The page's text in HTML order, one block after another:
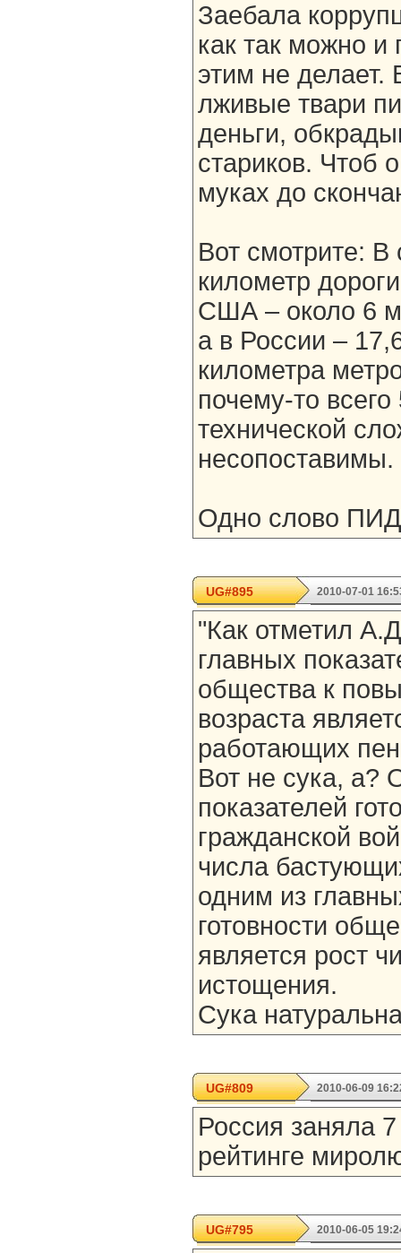
Заебала
как так можно и
этим не делает.
лживые твари
деньги,
стариков. Чтоб
муках до
Вот смотрите: В
километр
США – около 6
а в России –
километра
почему-то
технической
несопоставимы.
Одно слово
UG#895 2010-07-01
"Как отметил
главных
общества к
возраста
работающих
Вот не сука, а?
показателей
гражданской
числа
одним из
готовности
является рост
истощения.
Сука
UG#809 2010-06-09
Россия заняла
рейтинге
UG#795 2010-06-05